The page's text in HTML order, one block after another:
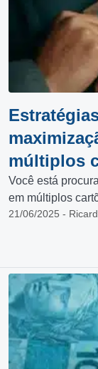
múltiplos
Você está
em múltiplos
21/06/2025 -